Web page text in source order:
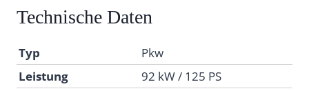
Technische Daten
Typ
Pkw
Leistung
92 kW / 125 PS